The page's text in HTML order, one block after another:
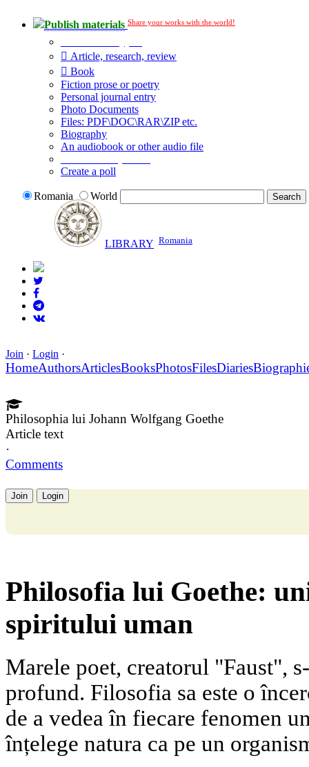
Publish materials Share your works with the world!
Article, research, review
Book
Fiction prose or poetry
Personal journal entry
Photo Documents
Files: PDF\DOC\RAR\ZIP etc.
Biography
An audiobook or other audio file
Create a poll
Romania World
LIBRARY Romania
Join · Login ·
HomeAuthorsArticlesBooksPhotosFilesDiaries
Philosophia lui Johann Wolfgang Goethe
Article text
·
Comments
Join Login
Philosofia lui Goethe:
spiritului uman
Marele poet, creatorul "Faust",
profund. Filosofia sa este o
de a vedea în fiecare fenomen
înțelege natura ca pe un